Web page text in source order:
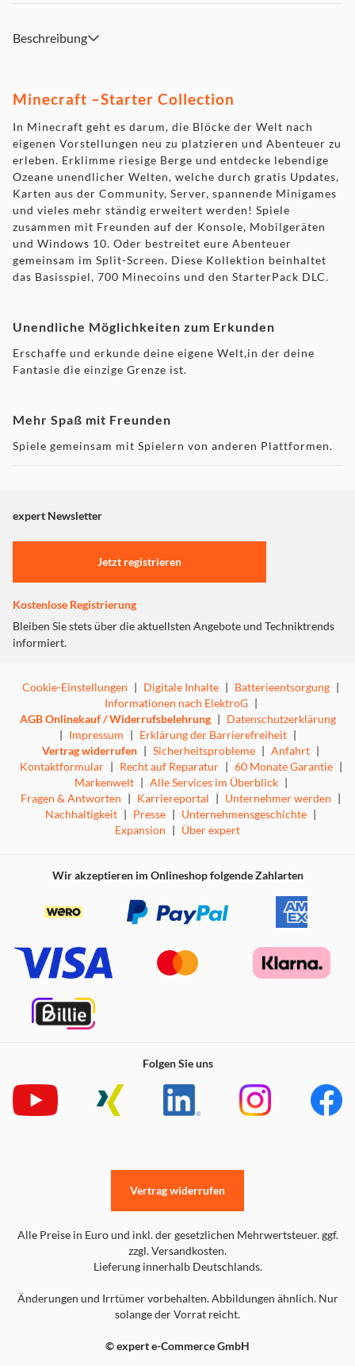
Beschreibung
Minecraft –Starter Collection
In Minecraft geht es darum, die Blöcke der Welt nach
eigenen Vorstellungen neu zu platzieren und Abenteuer zu
erleben. Erklimme riesige Berge und entdecke lebendige
Ozeane unendlicher Welten, welche durch gratis Updates,
Karten aus der Community, Server, spannende Minigames
und vieles mehr ständig erweitert werden! Spiele
zusammen mit Freunden auf der Konsole, Mobilgeräten
und Windows 10. Oder bestreitet eure Abenteuer
gemeinsam im Split-Screen. Diese Kollektion beinhaltet
das Basisspiel, 700 Minecoins und den StarterPack DLC.
Unendliche Möglichkeiten zum Erkunden
Erschaffe und erkunde deine eigene Welt,in der deine
Fantasie die einzige Grenze ist.
Mehr Spaß mit Freunden
Spiele gemeinsam mit Spielern von anderen Plattformen.
Neben dem Basisspiel enthält diese Kollektion 700
Minecoins, das Greek MythologyMash-up, das
Pack.
expert Newsletter
Jetzt registrieren
Kostenlose Registrierung
Bleiben Sie stets über die aktuellsten Angebote und Techniktrends
informiert.
Cookie-Einstellungen | Digitale Inhalte | Batterieentsorgung |
Informationen nach ElektroG |
AGB Onlinekauf / Widerrufsbelehrung | Datenschutzerklärung
| Impressum | Erklärung der Barrierefreiheit |
Vertrag widerrufen | Sicherheitsprobleme | Anfahrt |
Kontaktformular | Recht auf Reparatur | 60 Monate Garantie |
Markenwelt | Alle Services im Überblick |
Fragen & Antworten | Karriereportal | Unternehmer werden |
Nachhaltigkeit | Presse | Unternehmensgeschichte |
Expansion | Über expert
Wir akzeptieren im Onlineshop folgende Zahlarten
Folgen Sie uns
Alle Preise in Euro und inkl. der gesetzlichen Mehrwertsteuer. ggf.
zzgl. Versandkosten.
Lieferung innerhalb Deutschlands.
Änderungen und Irrtümer vorbehalten. Abbildungen ähnlich. Nur
solange der Vorrat reicht.
© expert e-Commerce GmbH
Vertrag widerrufen